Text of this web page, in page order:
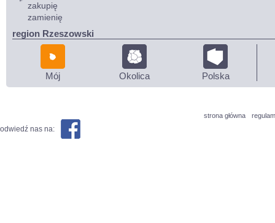
zakupię
zamienię
region Rzeszowski
Mój Okolica Polska
strona główna
odwiedź nas na: